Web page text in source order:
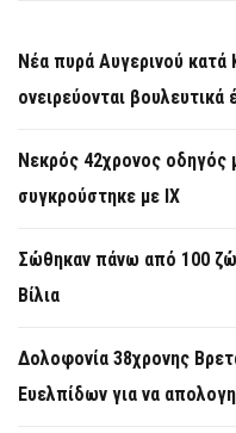
Νέα πυρά Αυγερινού κατά
ονειρεύονται
Νεκρός 42χρονος οδηγός
συγκρούστηκε με ΙΧ
Σώθηκαν πάνω από 100
Βίλια
Δολοφονία 38χρονης
Ευελπίδων για να